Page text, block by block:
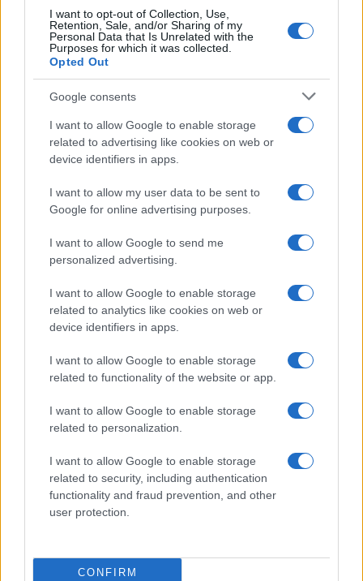
I want to opt-out of Collection, Use,
Retention, Sale, and/or Sharing of my
Personal Data that Is Unrelated with the
Purposes for which it was collected.
Opted Out
Google consents
I want to allow Google to enable storage
related to advertising like cookies on web or
device identifiers in apps.
I want to allow my user data to be sent to
Google for online advertising purposes.
I want to allow Google to send me
personalized advertising.
I want to allow Google to enable storage
related to analytics like cookies on web or
device identifiers in apps.
I want to allow Google to enable storage
related to functionality of the website or app.
I want to allow Google to enable storage
related to personalization.
I want to allow Google to enable storage
related to security, including authentication
functionality and fraud prevention, and other
user protection.
CONFIRM
operano nelle corsie d’ospedale, tra questi
Matteo Bassetti, si stanno letteralmente
sgolando da tempo, segnalando che la stragrande
maggioranza degli attuali decessi riguardano
soggetti malati di altre gravi patologie,
incidentalmente positivi al tampone.
Ebbene, forse a questo punto, visto che il servizio
pubblico televisivo si ostina, finanziato anche dal
canone di chi contesta da sempre questa
narrazione palesemente truffaldina, a spaventare
la gente con tutta una serie di dati che lasciano
veramente il tempo che trovano,la famosa
commissione d’inchiesta promessa da Giorgia
allargarsi anche al capitolo
informazione/disinformazione pubblica.
Una informazione/disinformazione che ha
incessantemente interpellato sempre gli stessi
santoni sanitari, senza uno straccio di
contraddittorio.
Claudio Romiti, 19 novembre 2022